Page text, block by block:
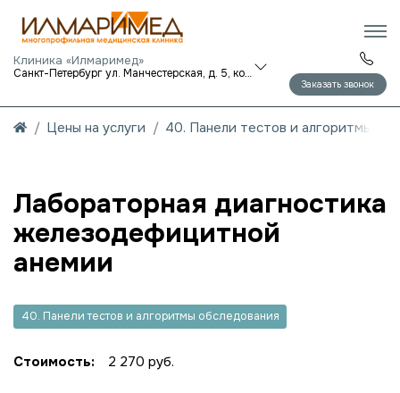
Клиника «Илмаримед»
Санкт-Петербург ул. Манчестерская, д. 5, корп. 1
Заказать звонок
Цены на услуги 40. Панели тестов и алгоритмы
Лабораторная диагностика
железодефицитной
анемии
40. Панели тестов и алгоритмы обследования
Стоимость: 2 270 руб.